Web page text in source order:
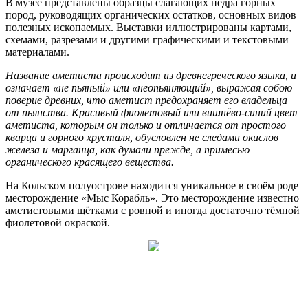
пород, руководящих органических остатков, основных видов
полезных ископаемых. Выставки иллюстрированы картами,
схемами, разрезами и другими графическими и текстовыми
материалами.
Название аметиста происходит из древнегреческого языка, и
означает «не пьяный» или «неопьяняющий», выражая собою
поверие древних, что аметист предохраняет его владельца
от пьянства. Красивый фиолетовый или вишнёво-синий цвет
аметиста, которым он только и отличается от простого
кварца и горного хрусталя, обусловлен не следами окислов
железа и марганца, как думали прежде, а примесью
органического красящего вещества.
На Кольском полуострове находится уникальное в своём роде
месторождение «Мыс Корабль». Это месторождение известно
аметистовыми щётками с ровной и иногда достаточно тёмной
фиолетовой окраской.